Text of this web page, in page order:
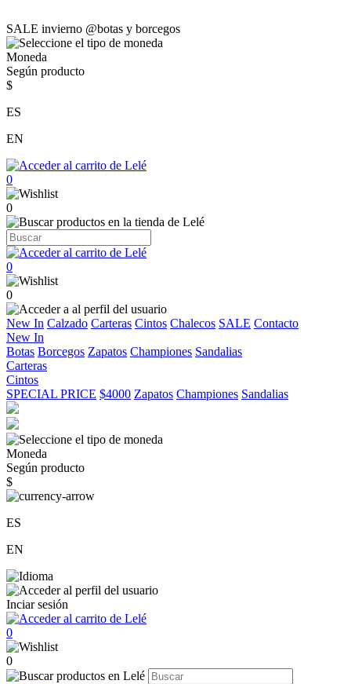
SALE invierno @botas y borcegos
Moneda
Según producto
$
ES
EN
0
0
0
0
New In Calzado Carteras Cintos Chalecos SALE Contacto
New In
Botas Borcegos Zapatos Championes Sandalias
Carteras
Cintos
SPECIAL PRICE $4000 Zapatos Championes Sandalias
Moneda
Según producto
$
ES
EN
Inciar sesión
0
0